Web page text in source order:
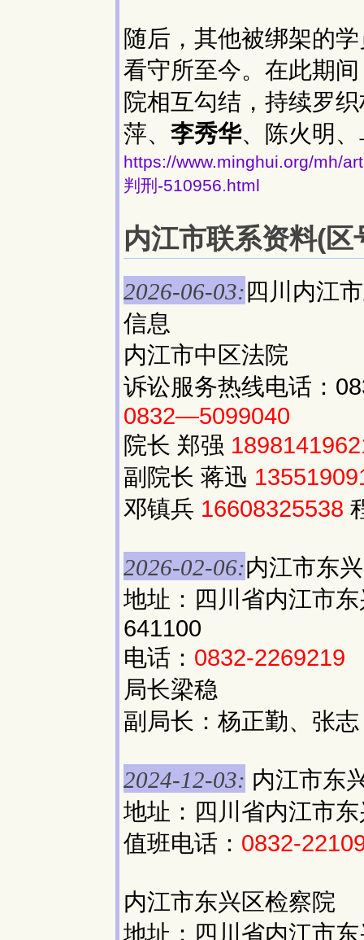
随后，其他被绑架的
看守所至今。在此期
院相互勾结，持续罗
萍、 李秀华、陈火明
https://www.minghui.org/mh/
判刑-510956.html
内江市联系资料(区
2026-06-03: 四川内江
信息
内江市中区法院
诉讼服务热线电话：
0832—5099040
院长 郑强
副院长 蒋迅
邓镇兵 16608325538
2026-02-06:内江市东
地址：四川省内江市
641100
电话： 0832-2269219
局长梁稳
副局长：杨正勤、张志
2024-12-03: 内江市东
地址：四川省内江市
值班电话： 0832-
内江市东兴区检察院
地址：四川省内江市